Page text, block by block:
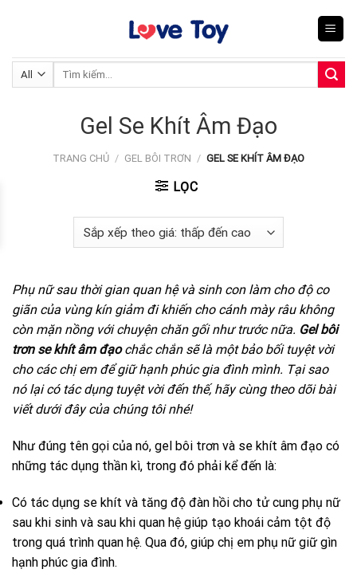
Tìm
Gel Se Khít Âm Đạo
TRANG CHỦ / GEL BÔI TRƠN / GEL SE KHÍT ÂM ĐẠO
LỌC
Phụ nữ sau thời gian quan hệ và sinh con làm cho độ co
giãn của vùng kín giảm đi khiến cho cánh mày râu không
còn mặn nồng với chuyện chăn gối như trước nữa. Gel bôi
trơn se khít âm đạochắc chắn sẽ là một bảo bối tuyệt vời
cho các chị em để giữ hạnh phúc gia đình mình. Tại sao
nó lại có tác dụng tuyệt vời đến thế, hãy cùng theo dõi bài
viết dưới đây của chúng tôi nhé!
Như đúng tên gọi của nó, gel bôi trơn và se khít âm đạo có
những tác dụng thần kì, trong đó phải kể đến là:
Có tác dụng se khít và tăng độ đàn hồi cho tử cung phụ nữ
sau khi sinh và sau khi quan hệ giúp tạo khoái cảm tột độ
trong quá trình quan hệ. Qua đó, giúp chị em phụ nữ giữ gìn
hạnh phúc gia đình.